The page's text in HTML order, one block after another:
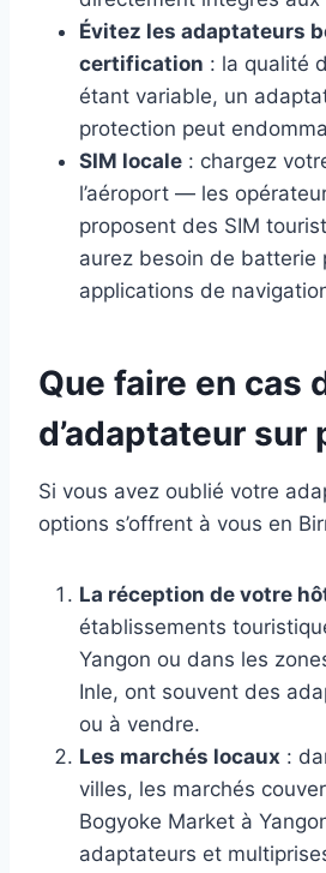
Évitez les adaptateurs
certification : la qualité
étant variable, un
protection peut
SIM locale : chargez
l’aéroport — les
proposent des SIM
aurez besoin de batterie
applications de
Que faire en cas
d’adaptateur sur
Si vous avez oublié votre
options s’offrent à vous en
La réception de votre
établissements
Yangon ou dans les
Inle, ont souvent des
ou à vendre.
Les marchés locaux :
villes, les marchés
Bogyoke Market à
adaptateurs et